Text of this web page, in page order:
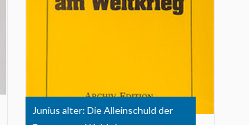
Junius alter: Die Alleinschuld der